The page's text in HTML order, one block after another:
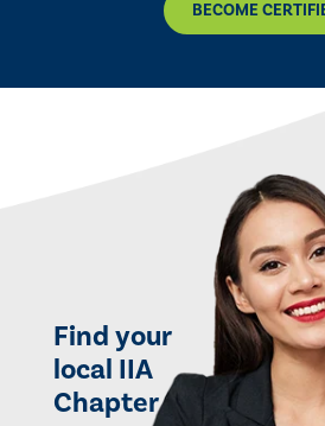
BECOME
Find your
local IIA
Chapter